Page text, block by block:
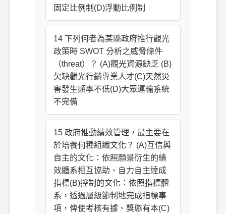
固定比例制(D)浮動比例制
14 下列何者為某縣政府推行觀光
政策時 SWOT 分析之威脅條件
（threat）？ (A)觀光資源缺乏 (B)
欠缺觀光行銷專業人才(C)天然災
害發生頻率不低(D)大眾運輸系統
不完備
15 政府推動績效管理，最主要在
於培養何種組織文化？ (A)互信與
自主的文化：依照願景衍生的績
效體系相互協助、自力自主達成
指標(B)控制的文化：依照指標體
系，透過層級節制地完成指標事
項，俾使考核有據、獎懲有本(C)